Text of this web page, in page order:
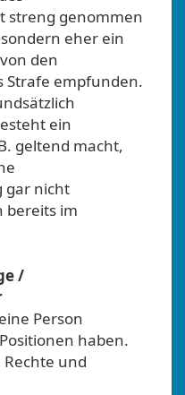
streng genommen
eher ein
den
Strafe empfunden.
ein
geltend macht,
gar nicht
bereits im
/
Person
haben.
und